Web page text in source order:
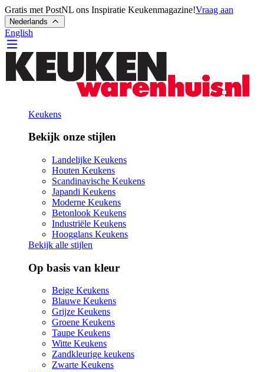
Gratis met PostNL ons Inspiratie Keukenmagazine!Vraag aan
Nederlands
English
Keukens
Bekijk onze stijlen
Landelijke Keukens
Houten Keukens
Scandinavische Keukens
Japandi Keukens
Moderne Keukens
Betonlook Keukens
Industriële Keukens
Hoogglans Keukens
Bekijk alle stijlen
Op basis van kleur
Beige Keukens
Blauwe Keukens
Grijze Keukens
Groene Keukens
Taupe Keukens
Witte Keukens
Zandkleurige keukens
Zwarte Keukens